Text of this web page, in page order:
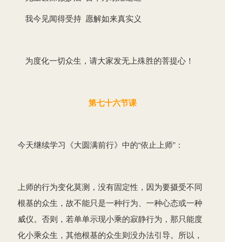
我今见闻得受持 愿解如来真实义
为度化一切众生，请大家发无上殊胜的菩提心！
第七十六节课
今天继续学习《大圆满前行》中的“依止上师”：
上师的行为变化莫测，没有固定性，因为要摄受不同
根基的众生，故不能只是一种行为、一种心态或一种
威仪。否则，若单单示现小乘的寂静行为，那只能度
化小乘众生，其他根基的众生则没办法引导。所以，